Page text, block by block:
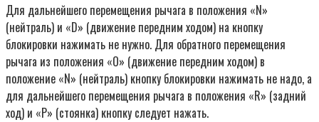
Для дальнейшего перемещения рычага в положения «N»
(нейтраль) и «D» (движение передним ходом) на кнопку
блокировки нажимать не нужно. Для обратного перемещения
рычага из положения «О» (движение передним ходом) в
положение «N» (нейтраль) кнопку блокировки нажимать не надо, а
для дальнейшего перемещения рычага в положения «R» (задний
ход) и «Р» (стоянка) кнопку следует нажать.